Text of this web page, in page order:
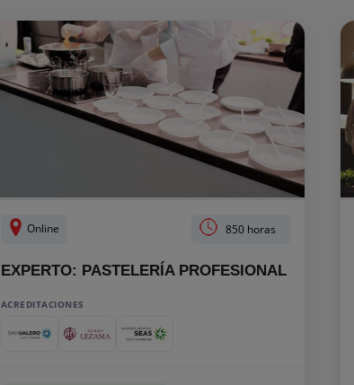
Online 850 horas
EXPERTO: PASTELERÍA PROFESIONAL
ACREDITACIONES